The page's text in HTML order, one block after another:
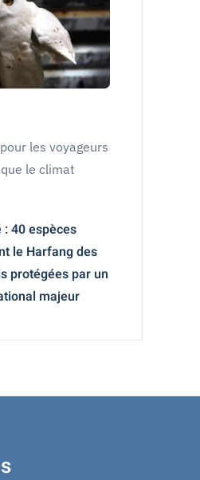
les voyageurs
le climat
40 espèces
le Harfang des
protégées par un
majeur